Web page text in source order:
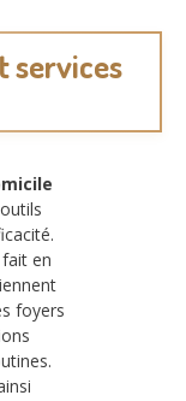
services
en
foyers